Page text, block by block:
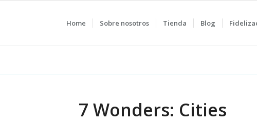
Home Sobre nosotros Tienda Blog
7 Wonders: Cities